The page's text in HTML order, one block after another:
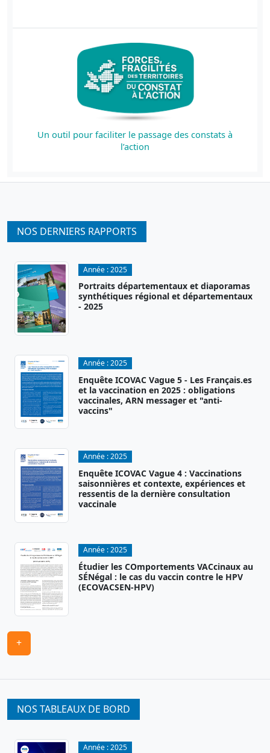
Un outil pour faciliter le passage des constats à
l’action
NOS DERNIERS RAPPORTS
Année :2025
Portraits départementaux et diaporamas
synthétiques régional et départementaux
- 2025
Année :2025
Enquête ICOVAC Vague 5 - Les Français.es
et la vaccination en 2025 : obligations
vaccinales, ARN messager et "anti-
vaccins"
Année :2025
Enquête ICOVAC Vague 4 : Vaccinations
saisonnières et contexte, expériences et
ressentis de la dernière consultation
vaccinale
Année :2025
Étudier les COmportements VACcinaux au
SÉNégal : le cas du vaccin contre le HPV
(ECOVACSEN-HPV)
+
NOS TABLEAUX DE BORD
Année :2025